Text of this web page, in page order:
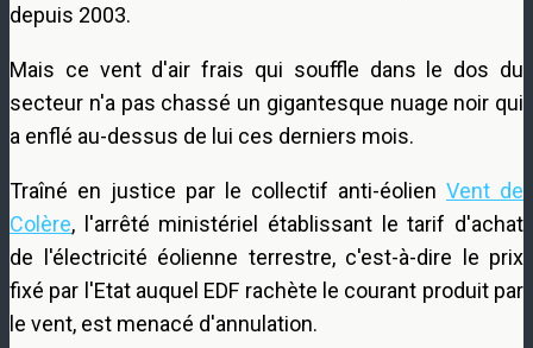
depuis 2003.
Mais ce vent d'air frais qui souffle dans le dos du
secteur n'a pas chassé un gigantesque nuage noir qui
a enflé au-dessus de lui ces derniers mois.
Traîné en justice par le collectif anti-éolien Vent de
Colère, l'arrêté ministériel établissant le tarif d'achat
de l'électricité éolienne terrestre, c'est-à-dire le prix
fixé par l'Etat auquel EDF rachète le courant produit par
le vent, est menacé d'annulation.